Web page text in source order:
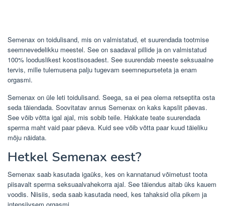
Semenax on toidulisand, mis on valmistatud, et suurendada tootmise
seemnevedelikku meestel. See on saadaval pillide ja on valmistatud
100% looduslikest koostisosadest. See suurendab meeste seksuaalne
tervis, mille tulemusena palju tugevam seemnepurseteta ja enam
orgasmi.
Semenax on üle leti toidulisand. Seega, sa ei pea olema retseptita osta
seda täiendada. Soovitatav annus Semenax on kaks kapslit päevas.
See võib võtta igal ajal, mis sobib teile. Hakkate teate suurendada
sperma maht vaid paar päeva. Kuid see võib võtta paar kuud täieliku
mõju näidata.
Hetkel Semenax eest?
Semenax saab kasutada igaüks, kes on kannatanud võimetust toota
piisavalt sperma seksuaalvahekorra ajal. See täiendus aitab üks kauem
voodis. Niisiis, seda saab kasutada need, kes tahaksid olla pikem ja
intensiivsem orgasmi.